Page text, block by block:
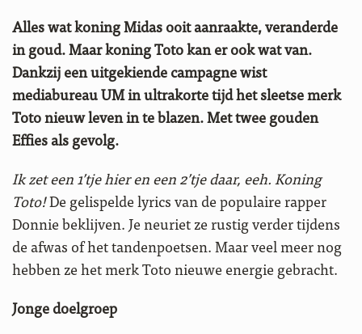
Alles wat koning Midas ooit aanraakte, veranderde
in goud. Maar koning Toto kan er ook wat van.
Dankzij een uitgekiende campagne wist
mediabureau UM in ultrakorte tijd het sleetse merk
Toto nieuw leven in te blazen. Met twee gouden
Effies als gevolg.
Ik zet een 1’tje hier en een 2’tje daar, eeh. Koning
Toto!De gelispelde lyrics van de populaire rapper
Donnie beklijven. Je neuriet ze rustig verder tijdens
de afwas of het tandenpoetsen. Maar veel meer nog
hebben ze het merk Toto nieuwe energie gebracht.
Jonge doelgroep